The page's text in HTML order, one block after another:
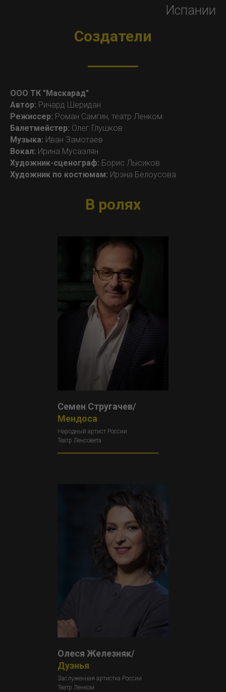
Испании
Создатели
ООО ТК "Маскарад"
Автор: Ричард Шеридан
Режиссер: Роман Самгин, театр Ленком
Балетмейстер: Олег Глушков
Музыка: Иван Замотаев
Вокал: Ирина Мусаэлян
Художник-сценограф: Борис Лысиков
Художник по костюмам: Ирэна Белоусова
В ролях
Семен Стругачев/
Мендоса
Народный артист России
Театр Ленсовета
Олеся Железняк/
Дуэнья
Заслуженная артистка России
Театр Ленком